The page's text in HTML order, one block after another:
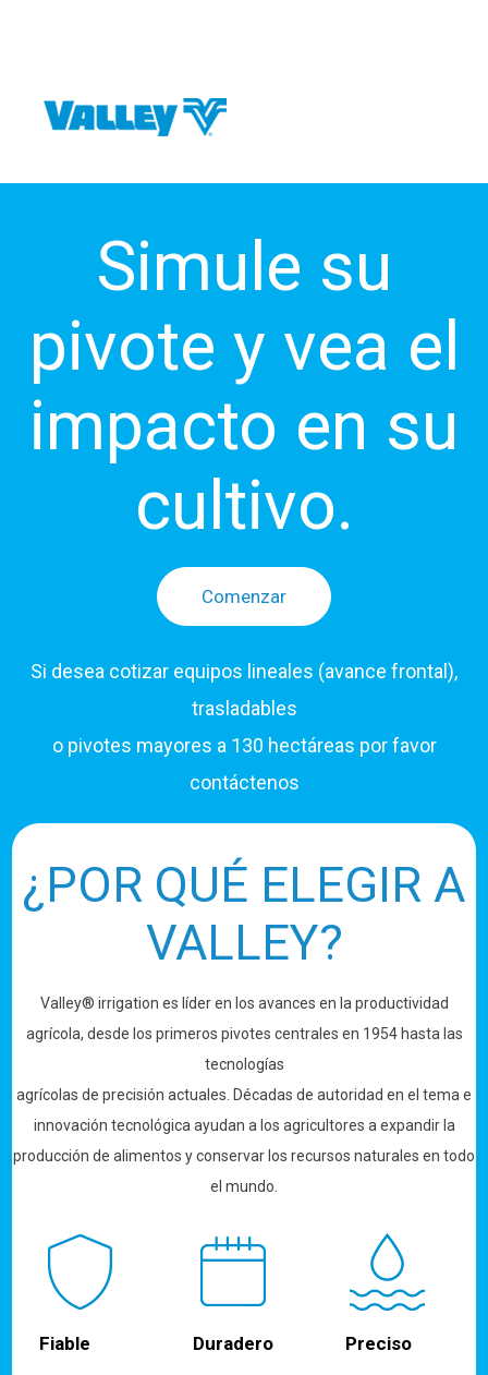
Simule su
pivote y vea el
impacto en su
cultivo.
Comenzar
Si desea cotizar equipos lineales (avance frontal),
trasladables
o pivotes mayores a 130 hectáreas por favor
contáctenos
¿POR QUÉ ELEGIR A
VALLEY?
Valley® irrigation es líder en los avances en la productividad
agrícola, desde los primeros pivotes centrales en 1954 hasta las
tecnologías
agrícolas de precisión actuales. Décadas de autoridad en el tema e
innovación tecnológica ayudan a los agricultores a expandir la
producción de alimentos y conservar los recursos naturales en todo
el mundo.
Fiable
Duradero
Preciso